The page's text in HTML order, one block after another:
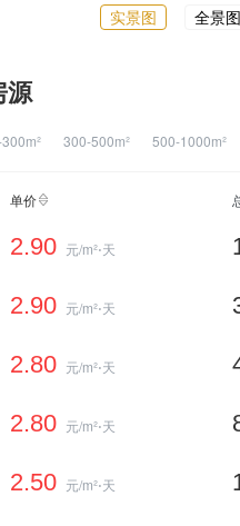
实景图 全景图
源
300-500m² 500-1000m²
单价
2.90 元/m²⋅天
2.90 元/m²⋅天
2.80 元/m²⋅天
2.80 元/m²⋅天
2.50 元/m²⋅天